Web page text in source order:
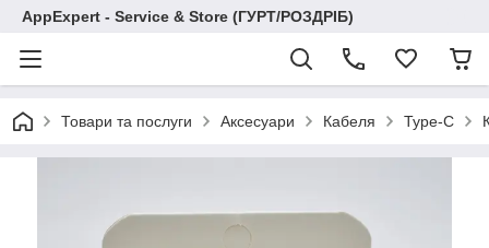
AppExpert - Service & Store (ГУРТ/РОЗДРІБ)
Товари та послуги Аксесуари Кабеля Type-C